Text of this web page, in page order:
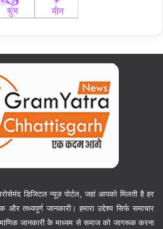
डिजिटल न्यूज़ पोर्टल, जहां आपको मिलती है हर
तथ्यपूर्ण जानकारी। हमारा उद्देश्य सिर्फ समाचार
जानकारी के माध्यम से समाज को जागरूक करना